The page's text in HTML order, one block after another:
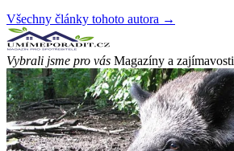
Všechny články tohoto autora →
Vybrali jsme pro vás Magazíny a zajímavosti